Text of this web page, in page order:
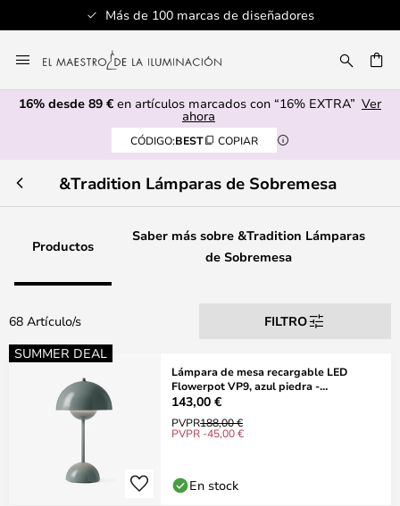
Servicio al cliente profesional
al
contenido
16% desde 89 € en artículos marcados con “16% EXTRA” Ver
ahora
CÓDIGO:BEST COPIAR
&Tradition Lámparas de Sobremesa
Productos
Saber más sobre &Tradition Lámparas
de Sobremesa
68 Artículo/s
FILTRO
SUMMER DEAL
Lámpara de mesa recargable LED
Flowerpot VP9, azul piedra -
&TRADITION
143,00 €
PVPR188,00 €
PVPR -45,00 €
En stock